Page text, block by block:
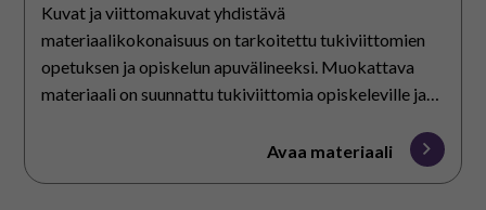
Kuvat ja viittomakuvat yhdistävä
materiaalikokonaisuus on tarkoitettu tukiviittomien
opetuksen ja opiskelun apuvälineeksi. Muokattava
materiaali on suunnattu tukiviittomia opiskeleville ja
Avaa materiaali